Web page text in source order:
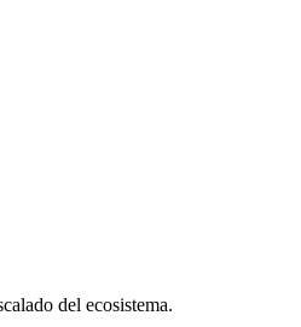
del ecosistema.